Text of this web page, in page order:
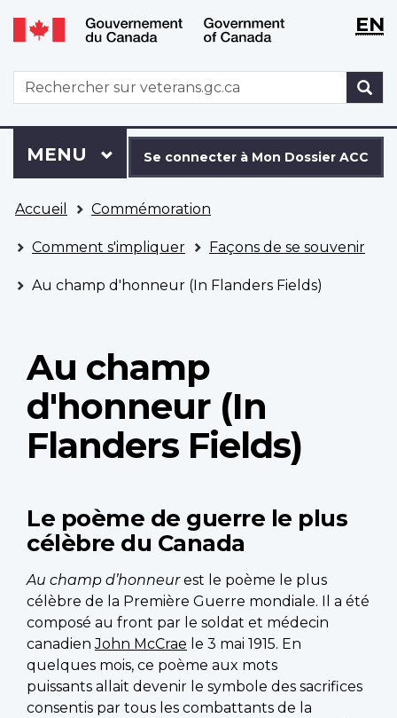
Aller
au
principal
Passer
à
version
HTML
simplifiée
WxT
WxTEN
WxT
Search
form
connecter
à
Dossier
ACC
Se connecter à Mon Dossier ACC
Menu
MENU PRINCIPAL
êtes
ici
Accueil Commémoration
Comment s'impliquer Façons de se souvenir
Au champ d'honneur (In Flanders Fields)
Au champ
d'honneur (In
Flanders Fields)
Le poème de guerre le plus
célèbre du Canada
Au champ d’honneurest le poème le plus
célèbre de la Première Guerre mondiale. Il a été
composé au front par le soldat et médecin
canadienJohn McCrae le 3 mai 1915. En
quelques mois, ce poème aux mots
puissants allait devenir le symbole des sacrifices
consentis par tous les combattants de la